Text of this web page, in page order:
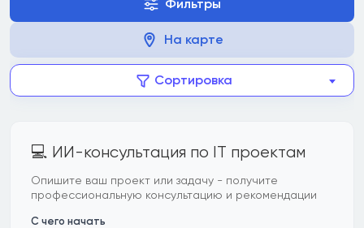
Фильтры
На карте
Сортировка
💻 ИИ-консультация по IT проектам
Опишите ваш проект или задачу - получите
профессиональную консультацию и рекомендации
С чего начать